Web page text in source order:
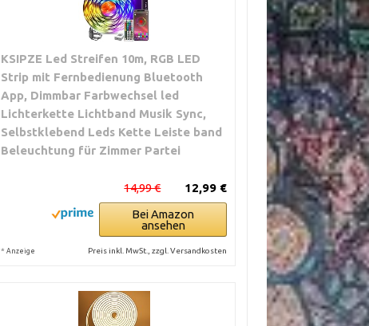
KSIPZE Led Streifen 10m, RGB LED
Strip mit Fernbedienung Bluetooth
App, Dimmbar Farbwechsel led
Lichterkette Lichtband Musik Sync,
Selbstklebend Leds Kette Leiste band
Beleuchtung für Zimmer Partei
12,99 €
14,99 €
Bei Amazon
ansehen
* Anzeige Preis inkl. MwSt., zzgl. Versandkosten